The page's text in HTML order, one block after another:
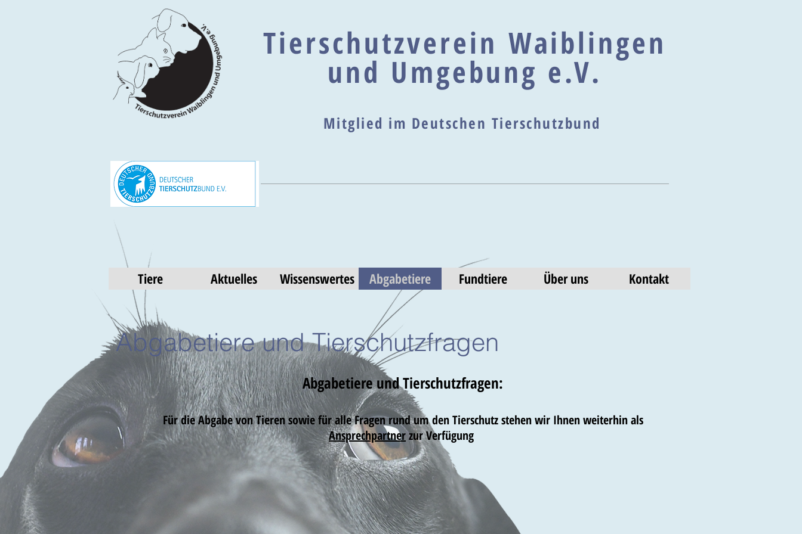
Tierschutzverein Waiblingen
und Umgebung e.V.
Mitglied im Deutschen Tierschutzbund
Tiere Aktuelles Wissenswertes Abgabetiere Fundtiere Über uns Kontakt
Abgabetiere und Tierschutzfragen
Abgabetiere und Tierschutzfragen:
Für die Abgabe von Tieren sowie für alle Fragen rund um den Tierschutz stehen wir Ihnen weiterhin als
Ansprechpartnerzur Verfügung